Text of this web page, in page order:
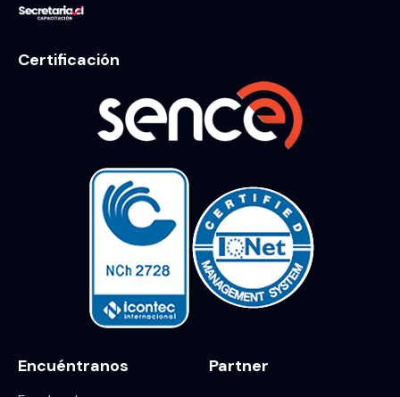
Certificación
Encuéntranos Partner